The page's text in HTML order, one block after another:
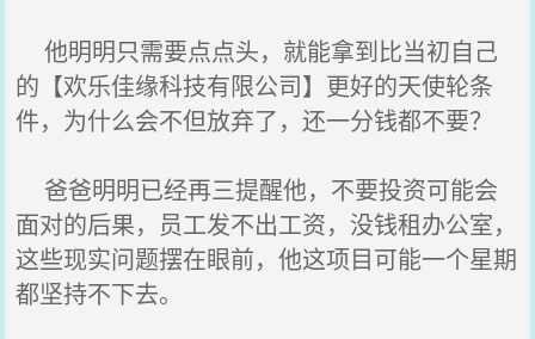
他明明只需要点点头，就能拿到比当初自己
的【欢乐佳缘科技有限公司】更好的天使轮条
件，为什么会不但放弃了，还一分钱都不要？
爸爸明明已经再三提醒他，不要投资可能会
面对的后果，员工发不出工资，没钱租办公室，
这些现实问题摆在眼前，他这项目可能一个星期
都坚持不下去。